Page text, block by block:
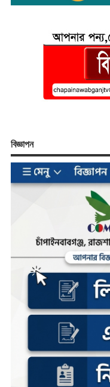
বিজ্ঞাপন